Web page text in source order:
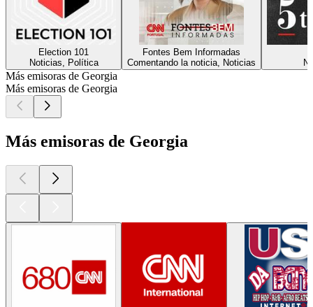
Election 101
Noticias, Política
Fontes Bem Informadas
Comentando la noticia, Noticias
Más emisoras de Georgia
Más emisoras de Georgia
Más emisoras de Georgia